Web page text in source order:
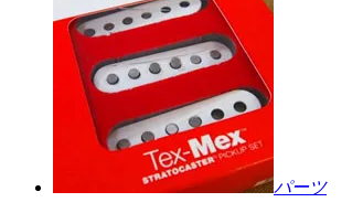
パーツ